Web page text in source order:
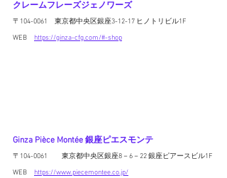
クレームフレーズジェノワーズ
〒104-0061　東京都中央区銀座3-12-17 ヒノトリビル1F
WEB https://ginza-cfg.com/#-shop
Ginza Pièce Montée 銀座ピエスモンテ
〒104-0061　　東京都中央区銀座8－6－22 銀座ピアースビル1F
WEB https://www.piecemontee.co.jp/